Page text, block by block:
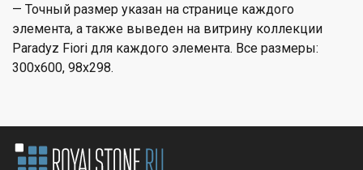
— Точный размер указан на странице каждого
элемента, а также выведен на витрину коллекции
Paradyz Fiori для каждого элемента. Все размеры:
300x600, 98x298.